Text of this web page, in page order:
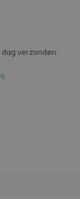
verzonden.